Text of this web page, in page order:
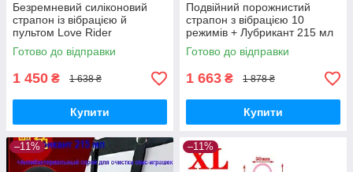
Безремневий силіконовий
страпон із вібрацією й
пультом Love Rider
Готово до відправки
1 450 ₴ 1 638 ₴
Купити
Подвійний порожнистий
страпон з вібрацією 10
режимів + Лубрикант 215 мл
+ Спрей для очищення секс-
іграшок Тілесний
Готово до відправки
1 663 ₴ 1 878 ₴
Купити
–11% –11%